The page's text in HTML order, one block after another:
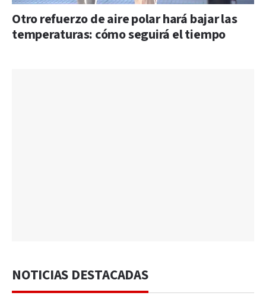
Otro refuerzo de aire polar hará bajar las
temperaturas: cómo seguirá el tiempo
NOTICIAS DESTACADAS